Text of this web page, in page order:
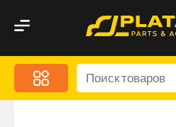
Меню
Акционные предложения